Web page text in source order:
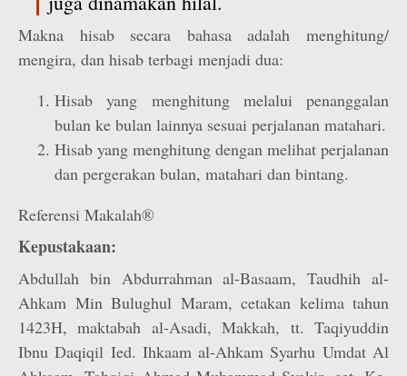
Makna hisab secara bahasa adalah menghitung/
mengira, dan hisab terbagi menjadi dua:
Hisab yang menghitung melalui penanggalan
bulan ke bulan lainnya sesuai perjalanan matahari.
Hisab yang menghitung dengan melihat perjalanan
dan pergerakan bulan, matahari dan bintang.
Referensi Makalah®
Kepustakaan:
Abdullah bin Abdurrahman al-Basaam, Taudhih al-
Ahkam Min Bulughul Maram, cetakan kelima tahun
1423H, maktabah al-Asadi, Makkah, tt. Taqiyuddin
Ibnu Daqiqil Ied. Ihkaam al-Ahkam Syarhu Umdat Al